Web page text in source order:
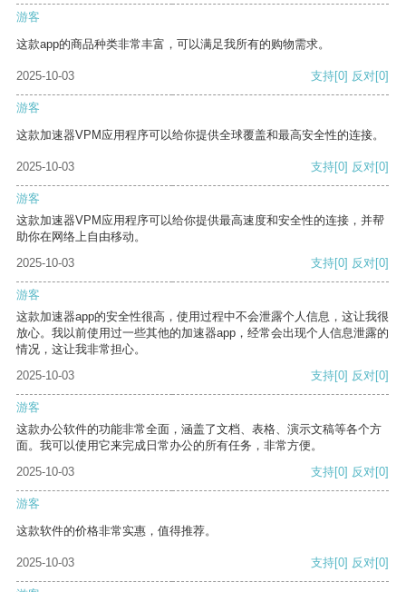
游客
这款app的商品种类非常丰富，可以满足我所有的购物需求。
2025-10-03 支持[0] 反对[0]
游客
这款加速器VPM应用程序可以给你提供全球覆盖和最高安全性的连接。
2025-10-03 支持[0] 反对[0]
游客
这款加速器VPM应用程序可以给你提供最高速度和安全性的连接，并帮
助你在网络上自由移动。
2025-10-03
支持[0] 反对[0]
游客
这款加速器app的安全性很高，使用过程中不会泄露个人信息，这让我很
放心。我以前使用过一些其他的加速器app，经常会出现个人信息泄露的
情况，这让我非常担心。
2025-10-03
支持[0] 反对[0]
游客
这款办公软件的功能非常全面，涵盖了文档、表格、演示文稿等各个方
面。我可以使用它来完成日常办公的所有任务，非常方便。
2025-10-03
支持[0] 反对[0]
游客
这款软件的价格非常实惠，值得推荐。
2025-10-03 支持[0] 反对[0]